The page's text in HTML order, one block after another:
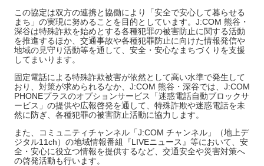
この協定は双方の連携と協働により「安全で安心して暮らせる
まち」の実現に努めることを目的としています。J:COM 熊谷・
深谷は特殊詐欺を始めとする各種犯罪の被害防止に関する活動
を推進するほか、交通事故や各種犯罪防止に向けた情報発信や
地域の見守り活動等を通して、安全・安心なまちづくりを支援
してまいります。
固定電話による特殊詐欺被害が依然として高い水準で発生して
おり、対策が求められるなか、J:COM 熊谷・深谷では、J:COM
PHONEプラスのオプションサービス「迷惑電話自動ブロックサ
ービス」の提供や広報啓発を通して、特殊詐欺や迷惑電話を未
然に防ぎ、各種犯罪の被害防止活動に協力します。
また、コミュニティチャンネル「J:COM チャンネル」（地上デ
ジタル11ch）の地域情報番組『LIVEニュース』等において、安
全・安心に役立つ情報を提供するなど、交通安全や災害対策へ
の啓発活動も行います。